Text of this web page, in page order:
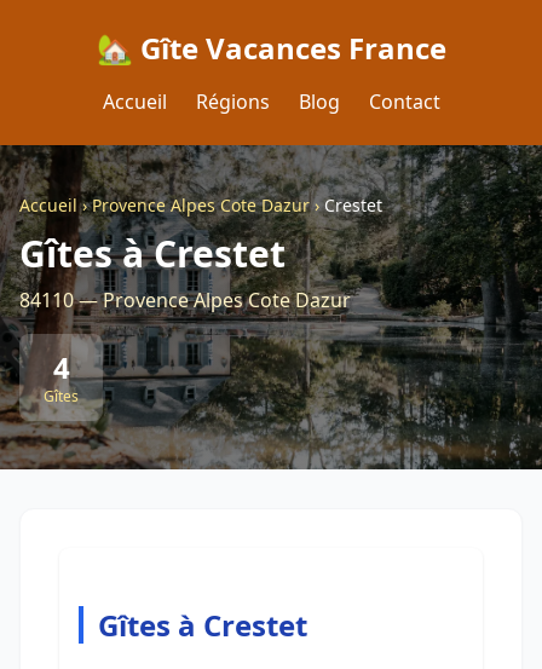
🏡 Gîte Vacances France
Accueil Régions Blog Contact
Accueil›Provence Alpes Cote Dazur›Crestet
Gîtes à Crestet
84110 — Provence Alpes Cote Dazur
4
Gîtes
Gîtes à Crestet